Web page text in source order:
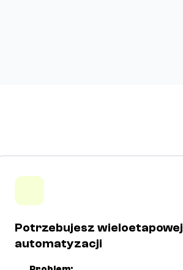
Potrzebujesz wieloetapowej
automatyzacji